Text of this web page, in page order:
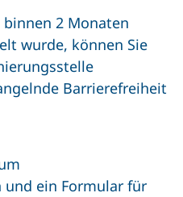
2 Monaten
wurde, können Sie
Barrierefreiheit
und ein Formular für